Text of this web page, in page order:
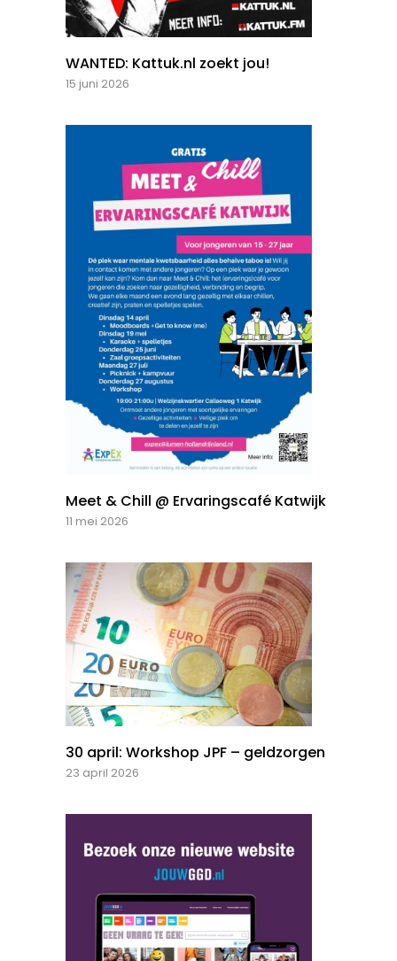
WANTED: Kattuk.nl zoekt jou!
15 juni 2026
Meet & Chill @ Ervaringscafé Katwijk
11 mei 2026
30 april: Workshop JPF – geldzorgen
23 april 2026